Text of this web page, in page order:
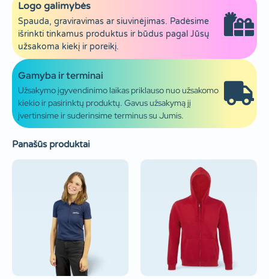
Logo galimybės
Spauda, graviravimas ar siuvinėjimas. Padėsime
išrinkti tinkamus produktus ir būdus pagal Jūsų
užsakoma kiekį ir poreikį.
Gamyba ir terminai
Užsakymo įgyvendinimo laikas priklauso nuo užsakomo
kiekio ir pasirinktų produktų. Gavus užsakymą jį
įvertinsime ir suderinsime terminus su Jumis.
Panašūs produktai